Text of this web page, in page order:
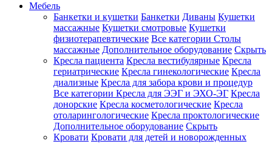
Мебель
Банкетки и кушетки Банкетки Диваны Кушетки
массажные Кушетки смотровые Кушетки
физиотерапевтические Все категории Столы
массажные Дополнительное оборудование Скрыть
Кресла пациента Кресла вестибулярные Кресла
гериатрические Кресла гинекологические Кресла
диализные Кресла для забора крови и процедур
Все категории Кресла для ЭЭГ и ЭХО-ЭГ Кресла
донорские Кресла косметологические Кресла
отоларингологические Кресла проктологические
Дополнительное оборудование Скрыть
Кровати Кровати для детей и новорожденных